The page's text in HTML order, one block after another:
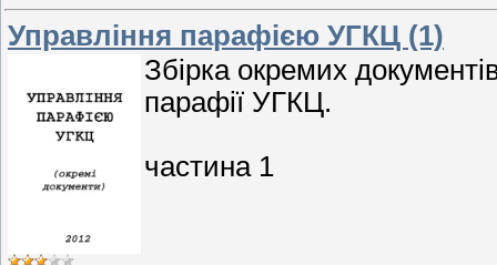
Управління парафією УГКЦ (1)
Збірка окремих
парафії УГКЦ.
частина 1